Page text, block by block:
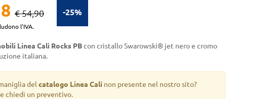
-25%
€ 54,90
l'IVA.
Linea Calì Rocks PBcon cristallo Swarowski® jet nero e cromo
italiana.
del catalogo Linea Calì non presente nel nostro sito?
e chiedi un preventivo.